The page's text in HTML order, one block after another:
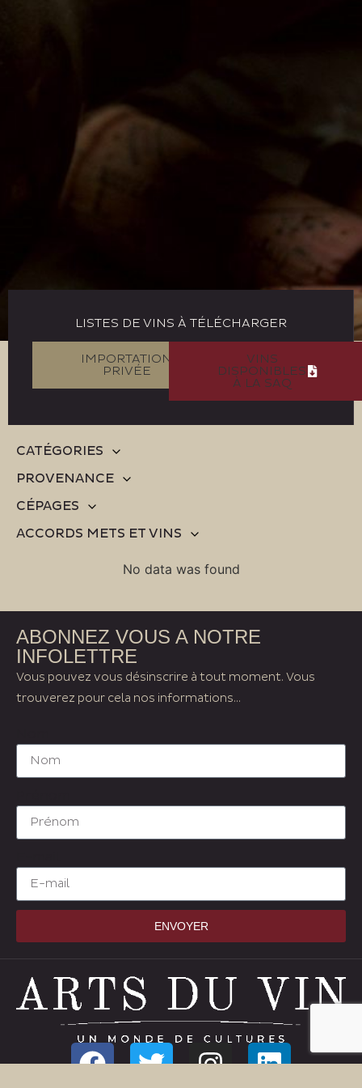
LISTES DE VINS À TÉLÉCHARGER
IMPORTATION
PRIVÉE
VINS
DISPONIBLES
À LA SAQ
CATÉGORIES
PROVENANCE
CÉPAGES
ACCORDS METS ET VINS
No data was found
ABONNEZ VOUS A NOTRE
INFOLETTRE
Vous pouvez vous désinscrire à tout moment. Vous
trouverez pour cela nos informations...
ENVOYER